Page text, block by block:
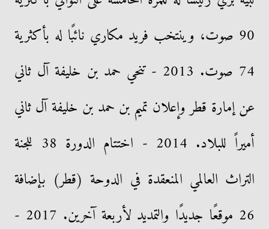
90 صوت، وينتخب فريد مكاري نائبًا له بأكثرية
74 صوت. 2013 - تنحي حمد بن خليفة آل ثاني
عن إمارة قطر وإعلان تميم بن حمد بن خليفة آل ثاني
أميراً للبلاد. 2014 - اختتام الدورة 38 للجنة
التراث العالمي المنعقدة في الدوحة (قطر) بإضافة
26 موقعًا جديدًا والتمديد لأربعة آخرين. 2017 -